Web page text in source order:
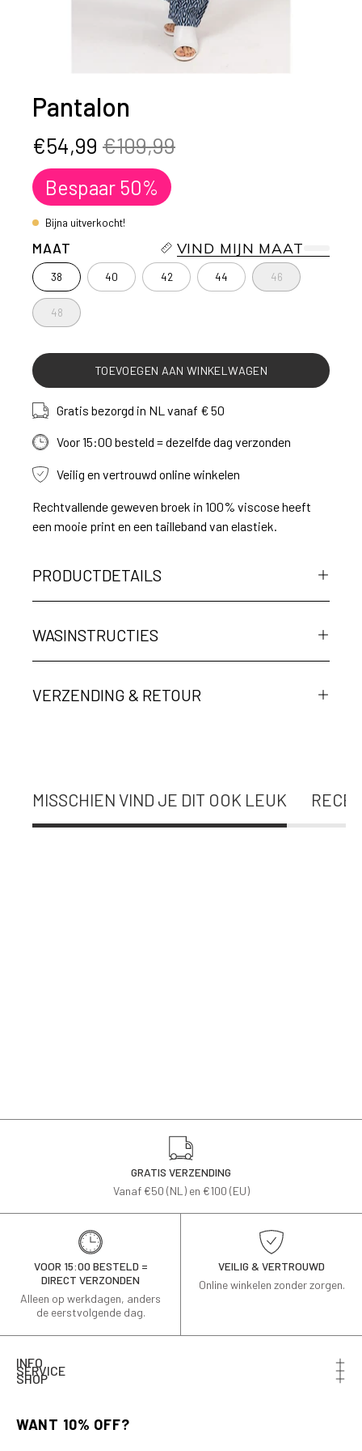
Pantalon
€54,99 €109,99
Bespaar 50%
Bijna uitverkocht!
MAAT VIND MIJN MAAT
38 40 42 44 46
48
TOEVOEGEN AAN WINKELWAGEN
Gratis bezorgd in NL vanaf € 50
Voor 15:00 besteld = dezelfde dag verzonden
Veilig en vertrouwd online winkelen
Rechtvallende geweven broek in 100% viscose heeft
een mooie print en een tailleband van elastiek.
PRODUCTDETAILS
WASINSTRUCTIES
VERZENDING & RETOUR
MISSCHIEN VIND JE DIT OOK LEUK
GRATIS VERZENDING
Vanaf €50 (NL) en €100 (EU)
VOOR 15:00 BESTELD =
DIRECT VERZONDEN
Alleen op werkdagen, anders
de eerstvolgende dag.
VEILIG & VERTROUWD
Online winkelen zonder zorgen.
INFO
SERVICE
SHOP